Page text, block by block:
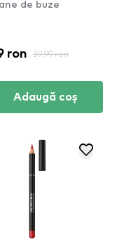
buze Gimme
de buze
ron 39,99 ron
Adaugă coș